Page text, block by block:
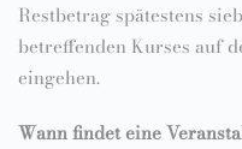
Restbetrag spätestens
betreffenden Kurses auf
eingehen.
Wann findet eine